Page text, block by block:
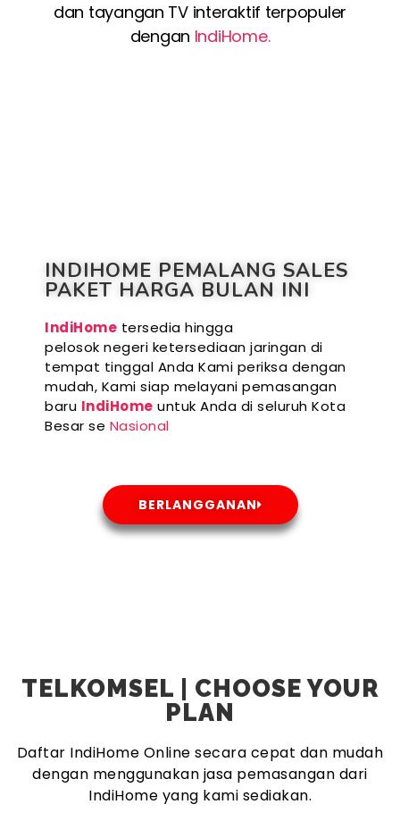
dan tayangan TV interaktif terpopuler
dengan IndiHome.
INDIHOME PEMALANG SALES
PAKET HARGA BULAN INI
IndiHome tersedia hingga
pelosok negeri ketersediaan jaringan di
tempat tinggal Anda Kami periksa dengan
mudah, Kami siap melayani pemasangan
baru IndiHome untuk Anda di seluruh Kota
Besar se Nasional
BERLANGGANAN
TELKOMSEL | CHOOSE YOUR
PLAN
Daftar IndiHome Online secara cepat dan mudah
dengan menggunakan jasa pemasangan dari
IndiHome yang kami sediakan.